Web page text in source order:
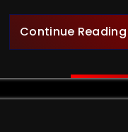
Alarm Serius Era
Continue Reading